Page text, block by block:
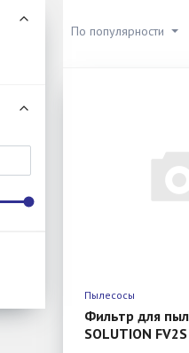
По популярности
Пылесосы
Фильтр для
SOLUTION FV2S